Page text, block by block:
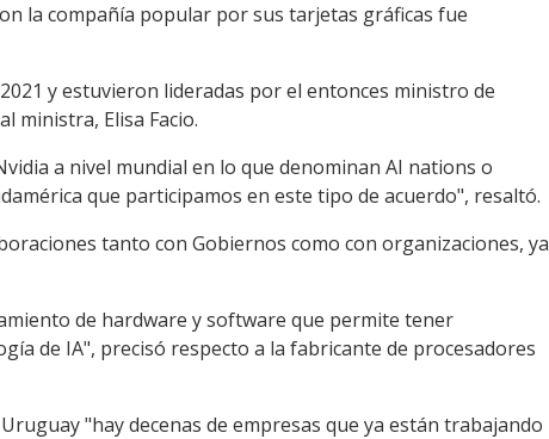
la compañía popular por sus tarjetas gráficas fue
y estuvieron lideradas por el entonces ministro de
ministra, Elisa Facio.
a nivel mundial en lo que denominan AI nations o
que participamos en este tipo de acuerdo", resaltó.
tanto con Gobiernos como con organizaciones, ya
de hardware y software que permite tener
de IA", precisó respecto a la fabricante de procesadores
"hay decenas de empresas que ya están trabajando